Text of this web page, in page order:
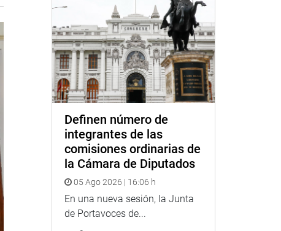
Definen número de
integrantes de las
comisiones ordinarias de
la Cámara de Diputados
05 Ago 2026 | 16:06 h
En una nueva sesión, la Junta
de Portavoces de...